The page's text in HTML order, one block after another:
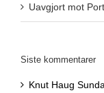
Uavgjort mot
Siste kommentarer
Knut Haug